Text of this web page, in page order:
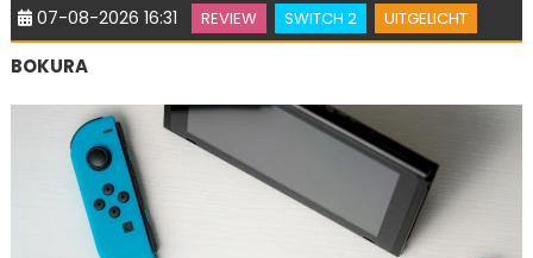
07-08-2026 16:31 REVIEW SWITCH 2 UITGELICHT
BOKURA